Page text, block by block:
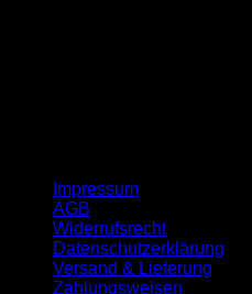
Impressum
AGB
Widerrufsrecht
Datenschutzerklärung
Versand & Lieferung
Zahlungsweisen